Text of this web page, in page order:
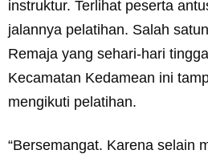
instruktur. Terlihat peserta
jalannya pelatihan. Salah
Remaja yang sehari-hari
Kecamatan Kedamean ini
mengikuti pelatihan.
“Bersemangat. Karena selain